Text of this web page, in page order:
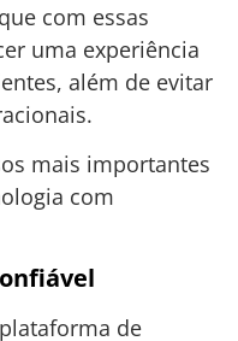
com essas
uma experiência
além de evitar
mais importantes
com
de